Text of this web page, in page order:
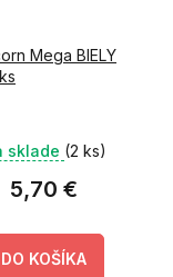
Mega BIELY
sklade (2 ks)
5,70 €
DO KOŠÍKA